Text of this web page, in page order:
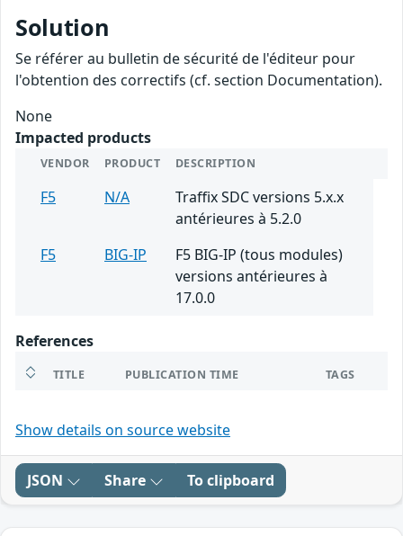
Solution
Se référer au bulletin de sécurité de l'éditeur pour
l'obtention des correctifs (cf. section Documentation).
None
Impacted products
VENDOR PRODUCT DESCRIPTION
F5 N/A
Traffix SDC versions 5.x.x
antérieures à 5.2.0
F5
BIG-IP
F5 BIG-IP (tous modules)
versions antérieures à
17.0.0
References
TITLE PUBLICATION TIME TAGS
Show details on source website
JSON Share To clipboard